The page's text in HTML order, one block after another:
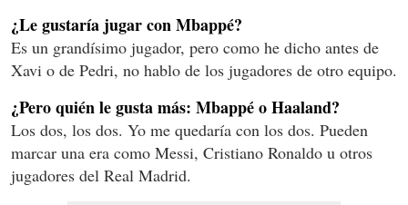
¿Le gustaría jugar con Mbappé?
Es un grandísimo jugador, pero como he dicho antes de
Xavi o de Pedri, no hablo de los jugadores de otro equipo.
¿Pero quién le gusta más: Mbappé o Haaland?
Los dos, los dos. Yo me quedaría con los dos. Pueden
marcar una era como Messi, Cristiano Ronaldo u otros
jugadores del Real Madrid.